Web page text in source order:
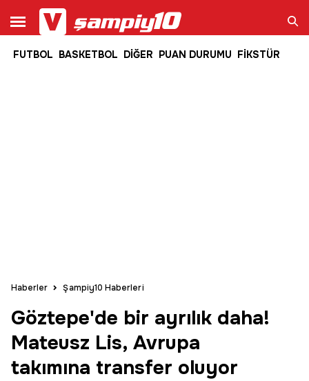
FUTBOL BASKETBOL DİĞER PUAN DURUMU FİKSTÜRAra
Haberler Şampiy10 Haberleri
Göztepe'de bir ayrılık daha!
Mateusz Lis, Avrupa
takımına transfer oluyor